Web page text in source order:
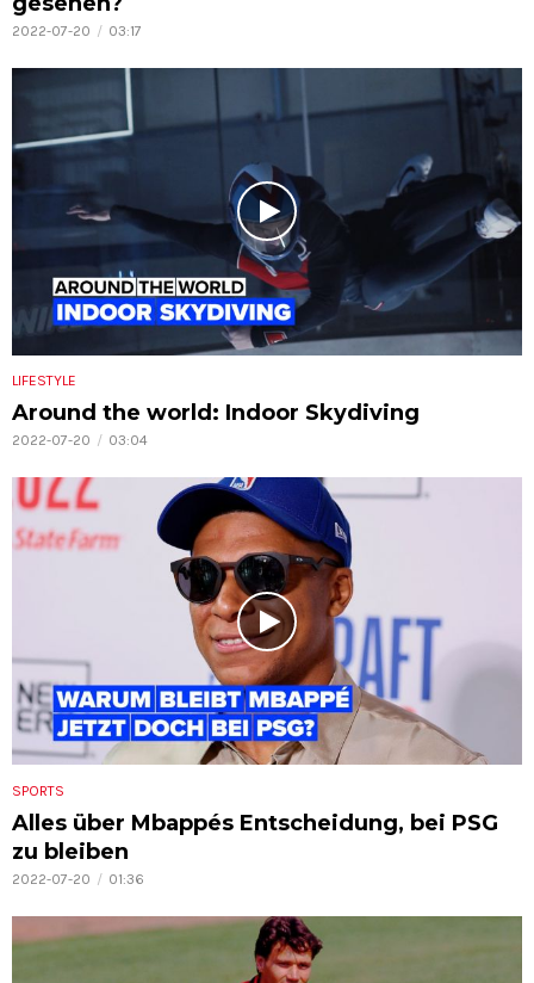
2022-07-20 03:17
LIFESTYLE
Around the world: Indoor Skydiving
2022-07-20 03:04
SPORTS
Alles über Mbappés Entscheidung, bei PSG
zu bleiben
2022-07-20 01:36